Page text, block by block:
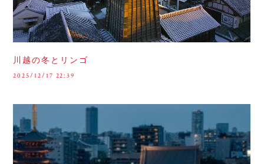
川越の冬とリンゴ
2025/12/17 22:39